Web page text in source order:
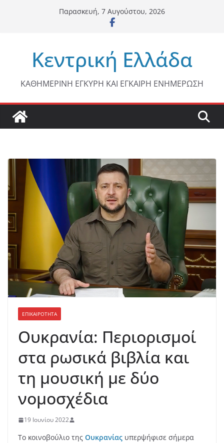
Παρασκευή, 7 Αυγούστου, 2026
Κεντρική Ελλάδα
ΚΑΘΗΜΕΡΙΝΗ ΕΓΚΥΡΗ ΚΑΙ ΕΓΚΑΙΡΗ ΕΝΗΜΕΡΩΣΗ
ΕΠΙΚΑΙΡΟΤΗΤΑ
Ουκρανία: Περιορισμοί
στα ρωσικά βιβλία και
τη μουσική με δύο
νομοσχέδια
19 Ιουνίου 2022
Το κοινοβούλιο της Ουκρανίας υπερψήφισε σήμερα